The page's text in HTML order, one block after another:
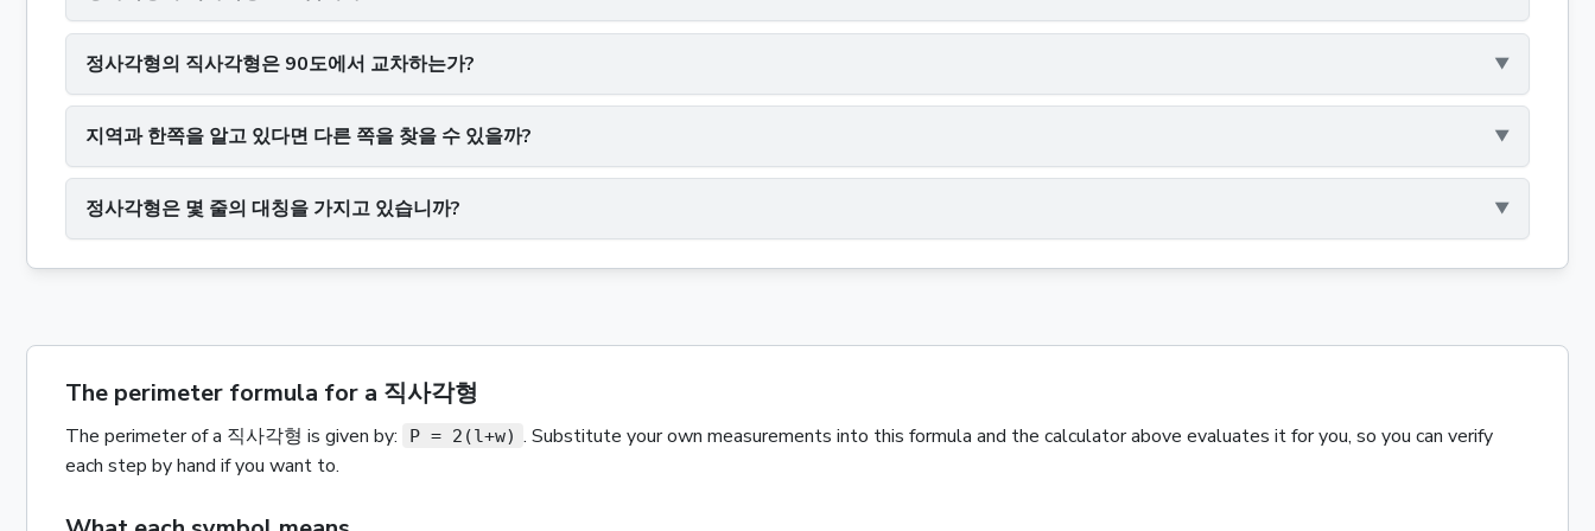
정사각형의 직사각형은 90도에서 교차하는가?
지역과 한쪽을 알고 있다면 다른 쪽을 찾을 수 있을까?
정사각형은 몇 줄의 대칭을 가지고 있습니까?
The perimeter formula for a 직사각형
The perimeterof a 직사각형 is given by: P = 2(l+w) . Substitute your own measurements into this formula and the calculator above evaluates it for you, so you can verify
each step by hand if you want to.